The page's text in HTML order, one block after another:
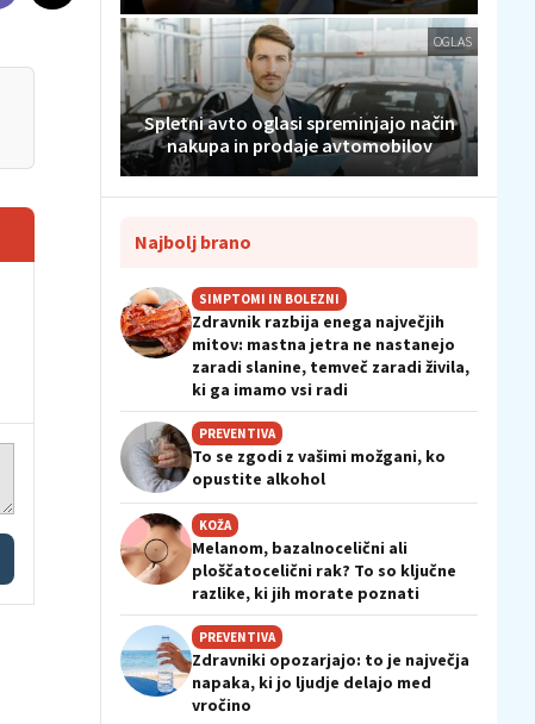
OGLAS
Spletni avto oglasi spreminjajo način
nakupa in prodaje avtomobilov
Najbolj brano
SIMPTOMI IN BOLEZNI
Zdravnik razbija enega največjih
mitov: mastna jetra ne nastanejo
zaradi slanine, temveč zaradi živila,
ki ga imamo vsi radi
PREVENTIVA
To se zgodi z vašimi možgani, ko
opustite alkohol
KOŽA
Melanom, bazalnocelični ali
ploščatocelični rak? To so ključne
razlike, ki jih morate poznati
PREVENTIVA
Zdravniki opozarjajo: to je največja
napaka, ki jo ljudje delajo med
vročino